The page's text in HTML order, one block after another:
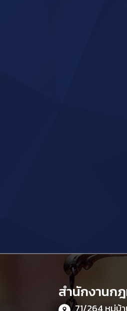
สำนักงานก
71/264 หมู่บ้า